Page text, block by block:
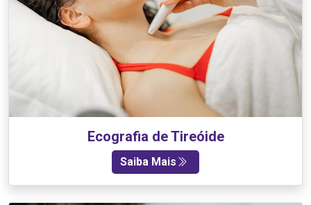
Ecografia de Tireóide
Saiba Mais